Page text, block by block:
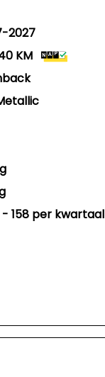
2027
KM
- 158 per kwartaal